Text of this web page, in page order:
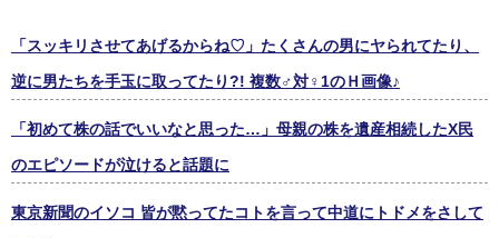
「スッキリさせてあげるからね♡」たくさんの男にヤられてたり、
逆に男たちを手玉に取ってたり?! 複数♂対♀1のＨ画像♪
「初めて株の話でいいなと思った…」母親の株を遺産相続したX民
のエピソードが泣けると話題に
東京新聞のイソコ 皆が黙ってたコトを言って中道にトドメをさして